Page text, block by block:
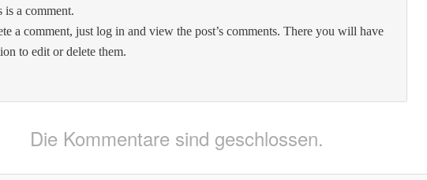
is a com­ment.
a com­ment, just log in and view the post’s com­ments. There you will have
to edit or delete them.
Die Kommentare sind geschlossen.